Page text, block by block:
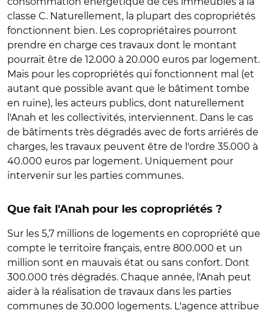
classe C. Naturellement, la plupart des copropriétés
fonctionnent bien. Les copropriétaires pourront
prendre en charge ces travaux dont le montant
pourrait être de 12.000 à 20.000 euros par logement.
Mais pour les copropriétés qui fonctionnent mal (et
autant que possible avant que le bâtiment tombe
en ruine), les acteurs publics, dont naturellement
l'Anah et les collectivités, interviennent. Dans le cas
de bâtiments très dégradés avec de forts arriérés de
charges, les travaux peuvent être de l'ordre 35.000 à
40.000 euros par logement. Uniquement pour
intervenir sur les parties communes.
Que fait l'Anah pour les copropriétés ?
Sur les 5,7 millions de logements en copropriété que
compte le territoire français, entre 800.000 et un
million sont en mauvais état ou sans confort. Dont
300.000 très dégradés. Chaque année, l'Anah peut
aider à la réalisation de travaux dans les parties
communes de 30.000 logements. L'agence attribue